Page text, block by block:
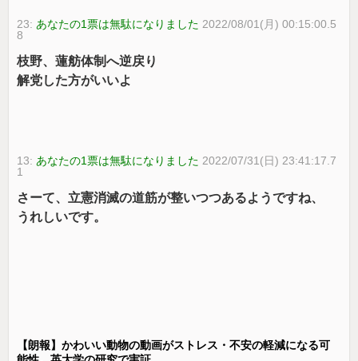
23: あなたの1票は無駄になりました 2022/08/01(月) 00:15:00.5
8
枝野、蓮舫体制へ逆戻り
解党した方がいいよ
13: あなたの1票は無駄になりました 2022/07/31(日) 23:41:17.7
1
さーて、立憲消滅の道筋が整いつつあるようですね、
うれしいです。
【朗報】かわいい動物の動画がストレス・不安の軽減になる可